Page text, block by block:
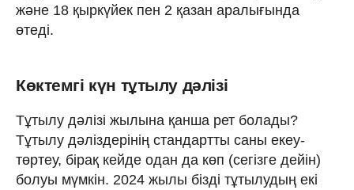
және 18 қыркүйек пен 2 қазан аралығында
өтеді.
Көктемгі күн тұтылу дәлізі
Тұтылу дәлізі жылына қанша рет болады?
Тұтылу дәліздерінің стандартты саны екеу-
төртеу, бірақ кейде одан да көп (сегізге дейін)
болуы мүмкін. 2024 жылы бізді тұтылудың екі